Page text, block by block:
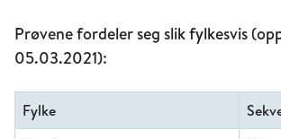
Prøvene fordeler seg slik fylkesvis
05.03.2021):
Fylke